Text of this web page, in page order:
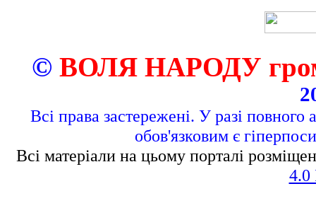
© ВОЛЯ НАРОДУ
Всі права застережені. У разі повного
обов'язковим є
Всі матеріали на цьому порталі
4.0